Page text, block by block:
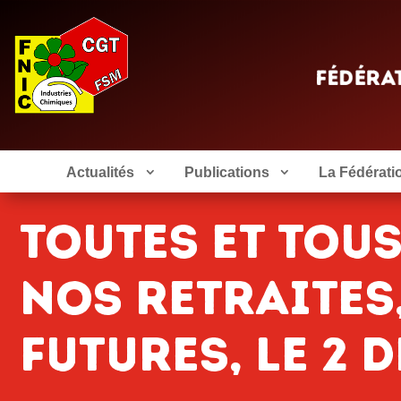
Actualités Publications La
Toutes et
nos
futures, le 2